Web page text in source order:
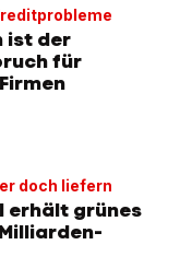
ist der
für
doch liefern
erhält grünes